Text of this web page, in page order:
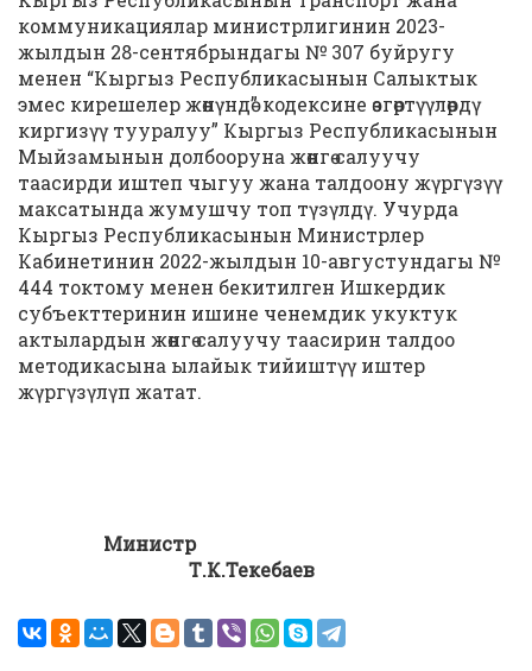
коммуникациялар министрлигинин 2023-
жылдын 28-сентябрындагы № 307 буйругу
менен “Кыргыз Республикасынын Салыктык
эмес кирешелер жөнүндө” кодексине өзгөртүүлөрдү
киргизүү тууралуу” Кыргыз Республикасынын
Мыйзамынын долбооруна жөнгө салуучу
таасирди иштеп чыгуу жана талдоону жүргүзүү
максатында жумушчу топ түзүлдү. Учурда
Кыргыз Республикасынын Министрлер
Кабинетинин 2022-жылдын 10-августундагы №
444 токтому менен бекитилген Ишкердик
субъекттеринин ишине ченемдик укуктук
актылардын жөнгө салуучу таасирин талдоо
методикасына ылайык тийиштүү иштер
жүргүзүлүп жатат.
Министр
Т.К.Текебаев